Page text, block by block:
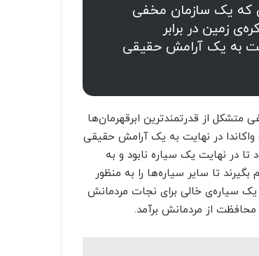
که یک سازمان مخفی
زمین در برابر
به یک آرامش حقیقی
از قدرتمندترین ابرقهرمان‌ها
در نهایت به یک آرامش حقیقی
در نهایت یک سیاره نابود و به
تا سایر سیاره‌ها را به منظور
یک سیاره‌ی خالی برای نجات مردمانش
از مردمانش برآمد.